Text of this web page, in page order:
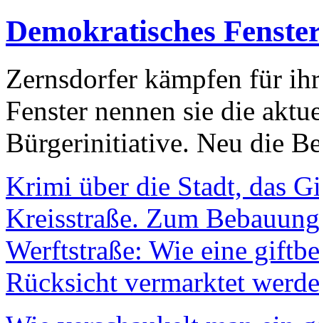
Demokratisches
Zernsdorfer kämpfen für
Fenster nennen sie die
Bürgerinitiative. Neu die
Krimi über die Stadt, das
Kreisstraße. Zum
Werftstraße: Wie eine
Rücksicht vermarktet